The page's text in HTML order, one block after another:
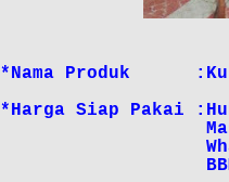
*Nama Produk
*Harga Siap Pakai